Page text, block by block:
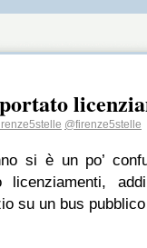
@firenze5stelle
si è un po’
su un bus pubblico